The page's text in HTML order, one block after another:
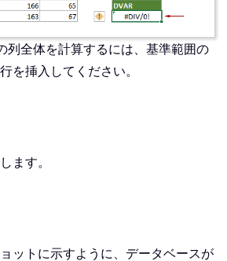
列全体を計算するには、基準範囲の
を挿入してください。
ます。
ットに示すように、データベースが